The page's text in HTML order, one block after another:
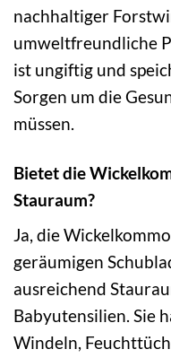
nachhaltiger
umweltfreundliche
ist ungiftig und
Sorgen um die
müssen.
Bietet die
Stauraum?
Ja, die
geräumigen
ausreichend
Babyutensilien. Sie
Windeln,